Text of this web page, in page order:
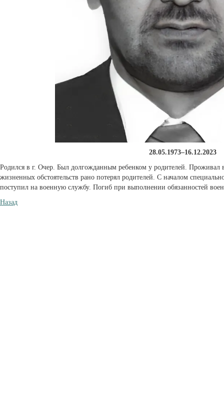
28.05.1973–16.12.2023
Родился в г. Очер. Был долгожданным ребенком у родителей. Проживал
жизненных обстоятельств рано потерял родителей. С началом
поступил на военную службу. Погиб при выполнении обязанностей
Назад